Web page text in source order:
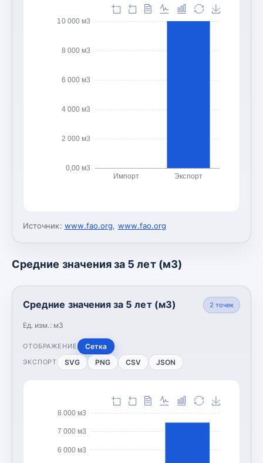
0,00 м3
2 000 м3
4 000 м3
6 000 м3
8 000 м3
10 000 м3
Импорт Экспорт
Источник: www.fao.org, www.fao.org
Средние значения за 5 лет (м3)
Средние значения за 5 лет (м3)
Ед. изм.: м3
2 точек
ОТОБРАЖЕНИЕ Сетка
ЭКСПОРТ SVG PNG CSV JSON
6 000 м3
7 000 м3
8 000 м3